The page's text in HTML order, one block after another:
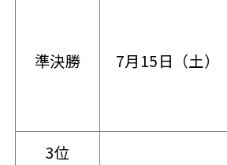
準決勝 7月15日（土）
3位